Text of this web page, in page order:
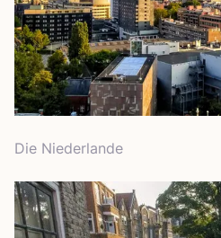
Die Nie­der­lan­de